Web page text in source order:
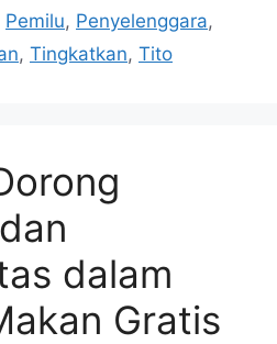
Pemilu, Penyelenggara,
, Tingkatkan, Tito
dalam
Gratis